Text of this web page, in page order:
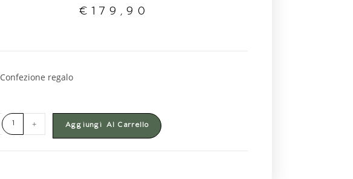
€ 179,90
Confezione regalo
+ Aggiungi Al Carrello